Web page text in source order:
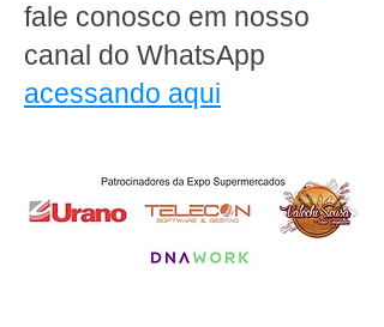
fale conosco em nosso
canal do WhatsApp
acessando aqui